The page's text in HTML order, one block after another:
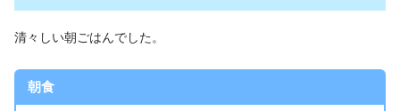
清々しい朝ごはんでした。
朝食